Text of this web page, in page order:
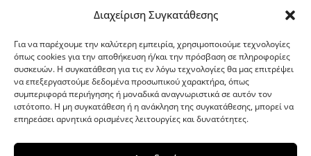
Διαχείριση Συγκατάθεσης
Για να παρέχουμε την καλύτερη εμπειρία, χρησιμοποιούμε τεχνολογίες
όπως cookies για την αποθήκευση ή/και την πρόσβαση σε πληροφορίες
συσκευών. Η συγκατάθεση για τις εν λόγω τεχνολογίες θα μας επιτρέψει
να επεξεργαστούμε δεδομένα προσωπικού χαρακτήρα, όπως
συμπεριφορά περιήγησης ή μοναδικά αναγνωριστικά σε αυτόν τον
ιστότοπο. Η μη συγκατάθεση ή η ανάκληση της συγκατάθεσης, μπορεί να
επηρεάσει αρνητικά ορισμένες λειτουργίες και δυνατότητες.
G-point.gr